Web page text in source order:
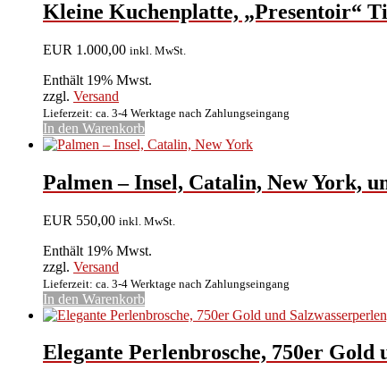
Kleine Kuchenplatte, „Presentoir“
EUR 1.000,00 inkl. MwSt.
Enthält 19% Mwst.
zzgl. Versand
Lieferzeit: ca. 3-4 Werktage nach Zahlungseingang
In den Warenkorb
Palmen – Insel, Catalin, New York,
EUR 550,00 inkl. MwSt.
Enthält 19% Mwst.
zzgl. Versand
Lieferzeit: ca. 3-4 Werktage nach Zahlungseingang
In den Warenkorb
Elegante Perlenbrosche, 750er Gold